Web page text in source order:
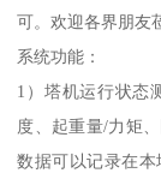
可。欢迎各界朋友
系统功能：
1）塔机运行状态
度、起重量/力矩
数据可以记录在